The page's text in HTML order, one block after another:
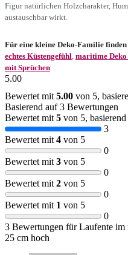
Figur natürlichen Holzcharakter,
austauschbar wirkt.
Für eine kleine Deko-Familie finden
echtes Küstengefühl maritime Deko
mit Sprüchen
5.00
Bewertet mit 5.00 von 5,
Basierend auf 3 Bewertungen
Bewertet mit 5 von 5,
3
Bewertet mit 4 von 5
0
Bewertet mit 3 von 5
0
Bewertet mit 2 von 5
0
Bewertet mit 1 von 5
0
3 Bewertungen fürLaufente im
25 cm hoch